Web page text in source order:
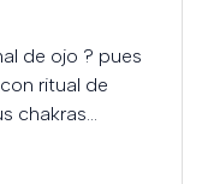
los bloqueos,
la
que necesitas
de ojo ? pues
que tus
te empiece